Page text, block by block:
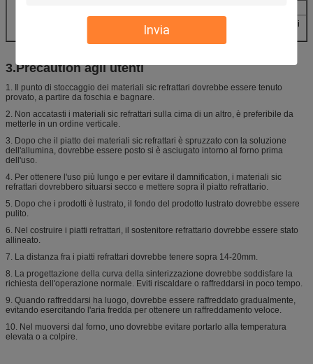
Invia
Al2O3>99% (rivestimento di
3.Precaution agli utenti
1. Il punto di stoccaggio dei materiali sic refrattari dovrebbe essere tenuto
provato, a partire da foschia e bagnare.
2. Non accatasti i materiali sic refrattari sulla cima di un altro, è preferibile da
metterle in un ordine verticale.
3. Dopo che il piatto dei materiali sic refrattari è spruzzato con la soluzione
dell'allumina, dovrebbe essere posto si è asciugato intorno al forno prima
dell'uso.
4. Per ottenere l'uso più lungo e per evitare il damnification, i materiali sic
refrattari dovrebbero situarsi secco e mettere sopra il piatto refrattario.
5. Dopo che i prodotti è lustrato, il fondo del prodotto lustrato dovrebbe essere
pulito.
6. Nel costruire i piatti refrattari, il sostenitore refrattario dovrebbe essere stato
allineato.
7. La distanza fra i piatti refrattari dovrebbe tenere sopra 14-20mm.
8. La progettazione della curva della sinterizzazione dovrebbe soddisfare la
richiesta dell'operazione normale. Eviti riscaldare o raffreddarsi in poco tempo.
9. Quando raffreddarsi ha luogo, dovrebbe essere raffreddato gradualmente,
evitando esercitando l'aria fredda per ottenere un raffreddamento veloce.
10. Nel muoversi dal forno, uno dovrebbe evitare portarlo alla temperatura
elevata o a colpire.